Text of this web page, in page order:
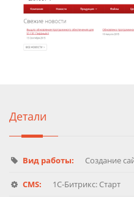
Детали
Вид работы: Создание
CMS: 1C-Битрикс: Старт